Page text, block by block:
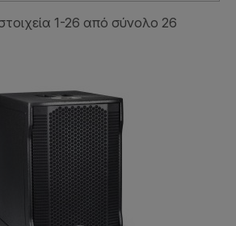
1-26 από σύνολο 26